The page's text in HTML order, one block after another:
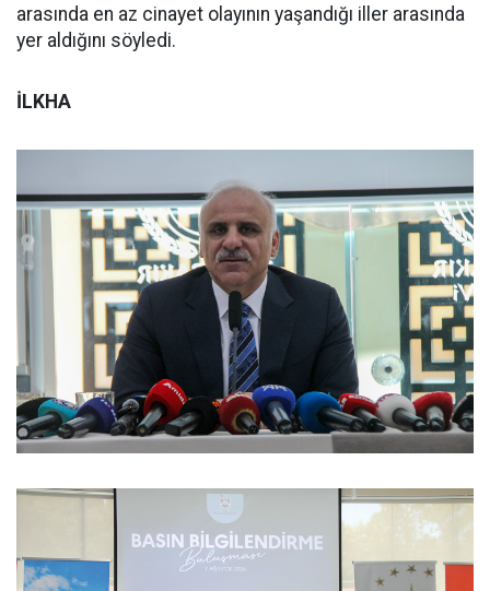
arasında en az cinayet olayının yaşandığı iller arasında
yer aldığını söyledi.
İLKHA